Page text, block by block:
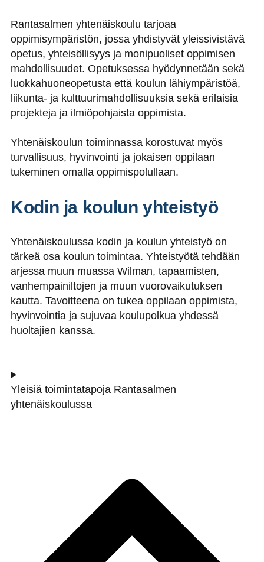
Rantasalmen yhtenäiskoulu tarjoaa
oppimisympäristön, jossa yhdistyvät yleissivistävä
opetus, yhteisöllisyys ja monipuoliset oppimisen
mahdollisuudet. Opetuksessa hyödynnetään sekä
luokkahuoneopetusta että koulun lähiympäristöä,
liikunta- ja kulttuurimahdollisuuksia sekä erilaisia
projekteja ja ilmiöpohjaista oppimista.
Yhtenäiskoulun toiminnassa korostuvat myös
turvallisuus, hyvinvointi ja jokaisen oppilaan
tukeminen omalla oppimispolullaan.
Kodin ja koulun yhteistyö
Yhtenäiskoulussa kodin ja koulun yhteistyö on
tärkeä osa koulun toimintaa. Yhteistyötä tehdään
arjessa muun muassa Wilman, tapaamisten,
vanhempainiltojen ja muun vuorovaikutuksen
kautta. Tavoitteena on tukea oppilaan oppimista,
hyvinvointia ja sujuvaa koulupolkua yhdessä
huoltajien kanssa.
Yleisiä toimintatapoja Rantasalmen
yhtenäiskoulussa